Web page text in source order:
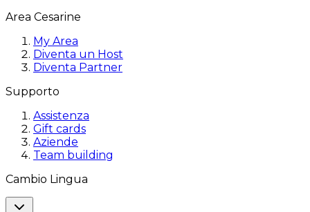
Area Cesarine
My Area
Diventa un Host
Diventa Partner
Supporto
Assistenza
Gift cards
Aziende
Team building
Cambio Lingua